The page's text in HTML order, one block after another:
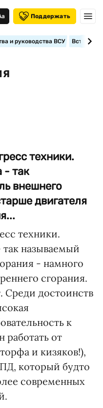
Поддержать
и руководства ВСУ
техники.
- так
внешнего
двигателя
техники.
называемый
- намного
сгорания.
Среди достоинств
к
работать от
и кизяков!),
который будто
современных